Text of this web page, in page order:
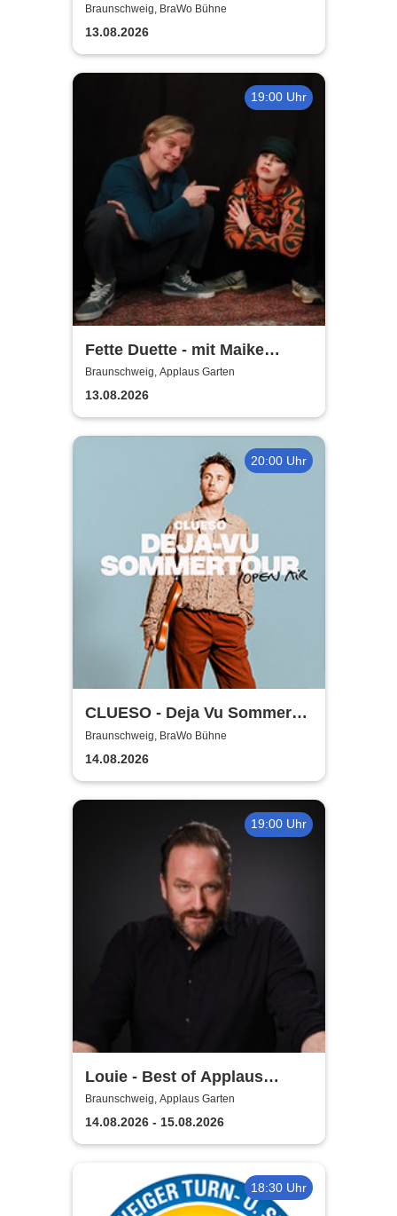
Open Air 2026
Braunschweig, BraWo Bühne
13.08.2026
19:00 Uhr
Fette Duette - mit Maike
Jacobs & Markus Schultze
Braunschweig, Applaus Garten
13.08.2026
20:00 Uhr
CLUESO - Deja Vu Sommer
Open Air
Braunschweig, BraWo Bühne
14.08.2026
19:00 Uhr
Louie - Best of Applaus
Garten
Braunschweig, Applaus Garten
14.08.2026 - 15.08.2026
18:30 Uhr